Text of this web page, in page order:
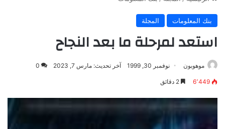
بنك المعلومات المجلة
استعد لمرحلة ما بعد النجاح
موهوبون نوفمبر 30, 1999 آخر تحديث: مارس 7, 2023 0
6٬449